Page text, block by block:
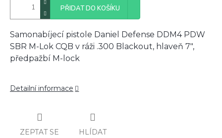
PŘIDAT DO KOŠÍKU
Samonabíjecí pistole Daniel Defense DDM4 PDW
SBR M-Lok CQB v ráži .300 Blackout, hlaveň 7",
předpažbí M-lock
Detailní informace
ZEPTAT SE HLÍDAT